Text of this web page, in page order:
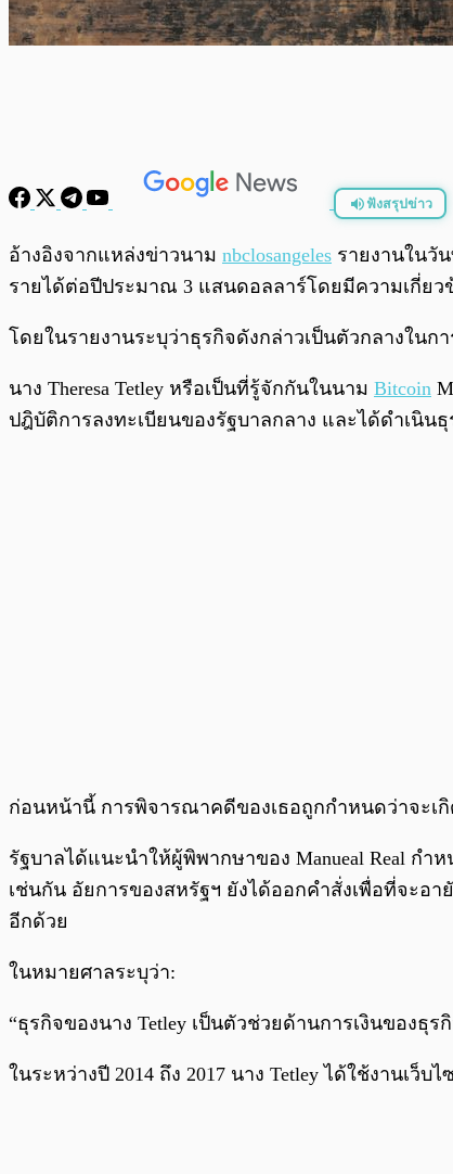
ฟังสรุปข่าว
อ้างอิงจากแหล่งข่าวนาม nbclosangeles รายงานในวั
รายได้ต่อปีประมาณ 3 แสนดอลลาร์โดยมีความเกี่ยว
โดยในรายงานระบุว่าธุรกิจดังกล่าวเป็นตัวกลางในก
นาง Theresa Tetley หรือเป็นที่รู้จักกันในนาม Bitcoin
ปฎิบัติการลงทะเบียนของรัฐบาลกลาง และได้ดำเนิน
ก่อนหน้านี้ การพิจารณาคดีของเธอถูกกำหนดว่าจะ
รัฐบาลได้แนะนำให้ผู้พิพากษาของ Manueal Real ก
เช่นกัน อัยการของสหรัฐฯ ยังได้ออกคำสั่งเพื่อที่จะอ
อีกด้วย
ในหมายศาลระบุว่า:
“ธุรกิจของนาง Tetley เป็นตัวช่วยด้านการเงินของธุ
ในระหว่างปี 2014 ถึง 2017 นาง Tetley ได้ใช้งานเ